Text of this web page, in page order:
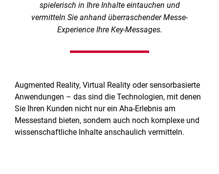
spielerisch in Ihre Inhalte eintauchen und
vermitteln Sie anhand überraschender Messe-
Experience Ihre Key-Messages.
Augmented Reality, Virtual Reality oder sensorbasierte
Anwendungen – das sind die Technologien, mit denen
Sie Ihren Kunden nicht nur ein Aha-Erlebnis am
Messestand bieten, sondern auch noch komplexe und
wissenschaftliche Inhalte anschaulich vermitteln.